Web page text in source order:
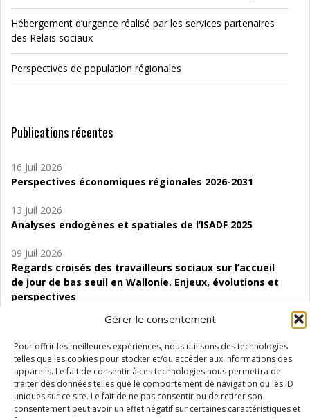
Gérer le consentement
Pour offrir les meilleures expériences, nous utilisons des technologies
telles que les cookies pour stocker et/ou accéder aux informations des
appareils. Le fait de consentir à ces technologies nous permettra de
traiter des données telles que le comportement de navigation ou les ID
uniques sur ce site. Le fait de ne pas consentir ou de retirer son
consentement peut avoir un effet négatif sur certaines caractéristiques et
Hébergement d’urgence réalisé par les services partenaires
des Relais sociaux
Perspectives de population régionales
Publications récentes
16 Juil 2026
Perspectives économiques régionales 2026-2031
13 Juil 2026
Analyses endogènes et spatiales de l’ISADF 2025
09 Juil 2026
Regards croisés des travailleurs sociaux sur l’accueil
de jour de bas seuil en Wallonie. Enjeux, évolutions et
perspectives
Étude d’évaluabilité des Structures
d’accompagnement à l’autocréation d’emploi (SAACE)
01 Juil 2026
Pénurie du personnel infirmier :quels indicateurs
d’offre de soins pour comprendre la situation en